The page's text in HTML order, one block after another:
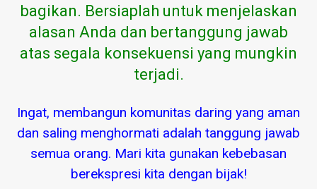
bagikan. Bersiaplah untuk menjelaskan
alasan Anda dan bertanggung jawab
atas segala konsekuensi yang mungkin
terjadi.
Ingat, membangun komunitas daring yang aman
dan saling menghormati adalah tanggung jawab
semua orang. Mari kita gunakan kebebasan
berekspresi kita dengan bijak!